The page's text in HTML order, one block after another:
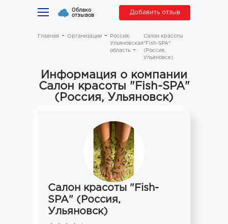
Облако
отзывов Добавить отзыв
Главная Организации
Россия,
Ульяновская
область
Салон красоты
"Fish-SPA"
(Россия,
Ульяновск)
Информация о компании
Салон красоты "Fish-SPA"
(Россия, Ульяновск)
Салон красоты "Fish-
SPA" (Россия,
Ульяновск)